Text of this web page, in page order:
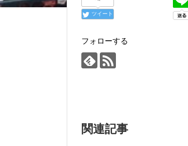
ツイート
フォローする
関連記事